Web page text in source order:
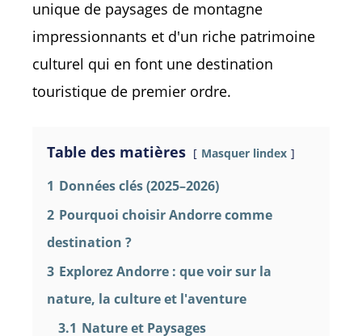
unique de paysages de montagne
impressionnants et d'un riche patrimoine
culturel qui en font une destination
touristique de premier ordre.
Table des matières Masquer lindex
1 Données clés (2025–2026)
2 Pourquoi choisir Andorre comme
destination ?
3 Explorez Andorre : que voir sur la
nature, la culture et l'aventure
3.1 Nature et Paysages